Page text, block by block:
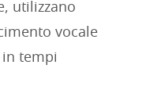
utilizzano
vocale
tempi